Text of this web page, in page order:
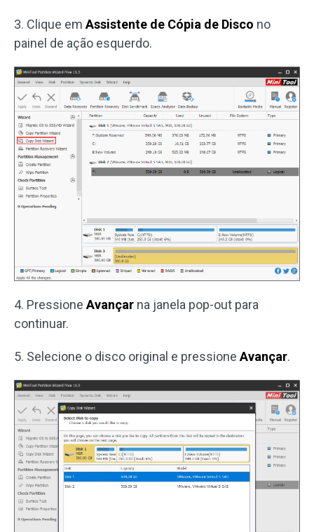
3. Clique emAssistente de Cópia de Disco no
painel de ação esquerdo.
4. Pressione Avançar na janela pop-out para
continuar.
5. Selecione o disco original e pressione Avançar.